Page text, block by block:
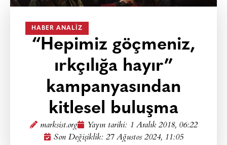
HABER ANALIZ
“Hepimiz göçmeniz,
ırkçılığa hayır”
kampanyasından
kitlesel buluşma
marksist.org Yayın tarihi: 1 Aralık 2018, 06:22
Son Değişiklik: 27 Ağustos 2024, 11:05